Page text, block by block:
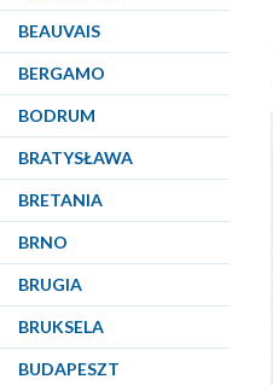
BEAUVAIS
BERGAMO
BODRUM
BRATYSŁAWA
BRETANIA
BRNO
BRUGIA
BRUKSELA
BUDAPESZT